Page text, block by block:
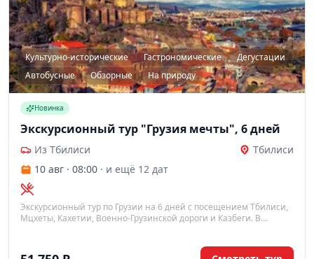
Культурно-исторические Гастрономические
Дегустации
Автобусные
Обзорные На природу
Новинка
Экскурсионный тур "Грузия мечты", 6 дней
Из Тбилиси
Тбилиси
10 авг · 08:00 · и ещё 12 дат
Экскурсионный тур по Грузии на 6 дней с посещением Тбилиси,
Мцхеты, Кахетии, Военно-Грузинской дороги и Казбеги. В